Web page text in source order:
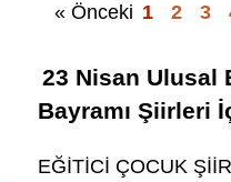
« Önceki 1 2 3
23 Nisan Ulusal
Bayramı Şiirleri
EĞİTİCİ ÇOCUK